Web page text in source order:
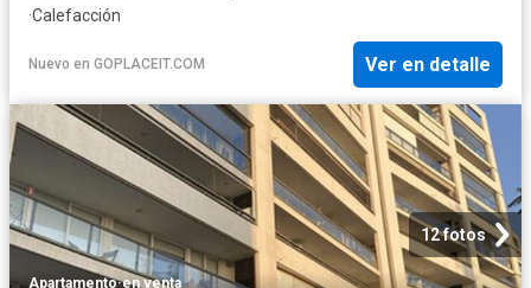
·Calefacción
Nuevo en GOPLACEIT.COM Ver en detalle
12 fotos
Apartamento·en venta